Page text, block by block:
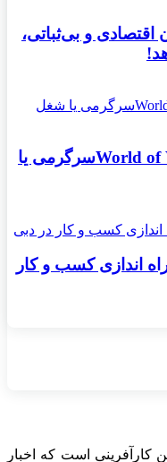
اقتصادی و بی‌ثباتی،
درآمدزایی از بازی World of Warcraftسرگرمی یا
اندازی کسب و کار
کارآفرینی است که اخبار